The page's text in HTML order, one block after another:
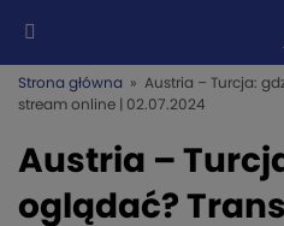
Strona główna » Austria – Turcja:
stream online | 02.07.2024
Austria –
oglądać?